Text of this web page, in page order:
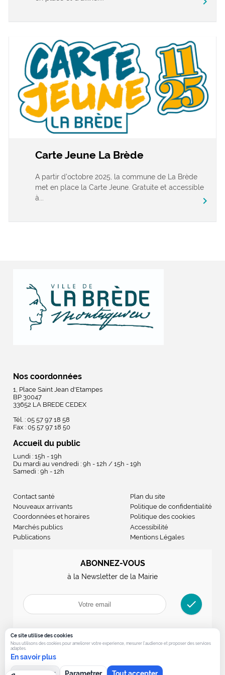
Carte Jeune La Brède
A partir d’octobre 2025, la commune de La Brède
met en place la Carte Jeune. Gratuite et accessible
à...
chevron_right
Nos coordonnées
1, Place Saint Jean d'Etampes
BP 30047
33652 LA BREDE CEDEX
Tél. : 05 57 97 18 58
Fax : 05 57 97 18 50
Accueil du public
Lundi : 15h - 19h
Du mardi au vendredi : 9h - 12h / 15h - 19h
Samedi : 9h - 12h
Contact santé
Nouveaux arrivants
Coordonnées et horaires
Marchés publics
Publications
Plan du site
Politique de confidentialité
Politique des cookies
Accessibilité
Mentions Légales
ABONNEZ-VOUS
à la Newsletter de la Mairie
check
Ce site utilise des cookies
Nous utilisons des cookies pour ameliorer votre experience, mesurer l’audience et proposer des services
adaptes.
En savoir plus